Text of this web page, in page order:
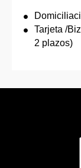
Tarjeta /
2 plazos)